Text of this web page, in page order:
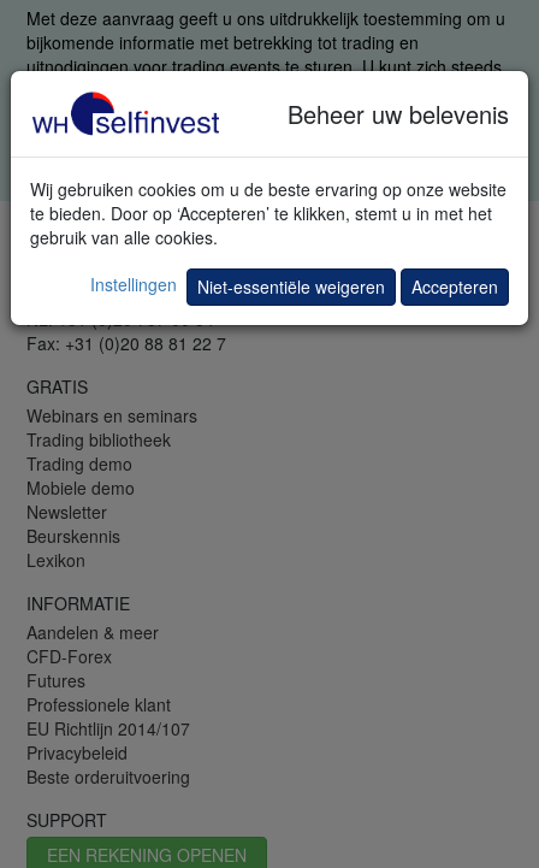
Beheer uw belevenis
Wij gebruiken cookies om u de beste ervaring op onze website
te bieden. Door op ‘Accepteren’ te klikken, stemt u in met het
gebruik van alle cookies.
Instellingen
Niet-essentiële weigeren Accepteren
Met deze aanvraag geeft u ons uitdrukkelijk toestemming om u
bijkomende informatie met betrekking tot trading en
uitnodigingen voor trading events te sturen. U kunt zich steeds
afmelden.
Gelieve alle vakken in te vullen. Uw gegevens blijven geheim.
Privacybeleid.
TELEFOON & FAX
LU: +352 42 80 42 82
LU: +352 42 80 42 80 (EN)
Fax: +31 (0)20 88 81 22 7
GRATIS
Webinars en seminars
Trading bibliotheek
Trading demo
Mobiele demo
Newsletter
Beurskennis
Lexikon
INFORMATIE
Aandelen & meer
CFD-Forex
Futures
Professionele klant
EU Richtlijn 2014/107
Privacybeleid
Beste orderuitvoering
SUPPORT
EEN REKENING OPENEN